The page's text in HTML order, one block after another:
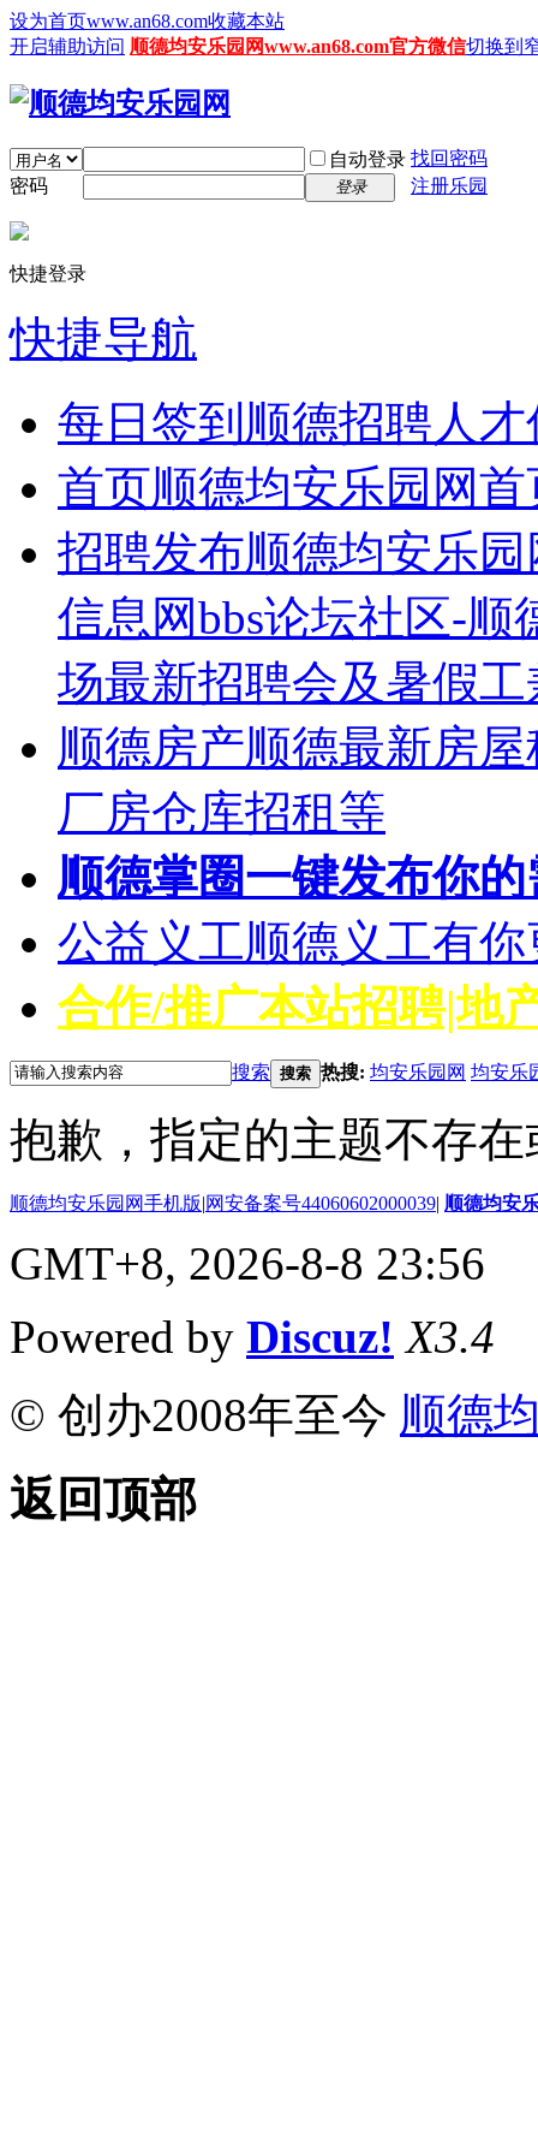
设为首页www.an68.com收藏本站
开启辅助访问 顺德均安乐园网www.an68.com官方微信切换到
自动登录 找回密码
密码
登录 注册乐园
快捷登录
快捷导航
每日签到 顺德招聘人
首页顺德均安乐园网首
招聘发布顺德均安乐
信息网bbs论坛社区-
场最新招聘会及暑假
顺德房产顺德最新房
厂房仓库招租等
顺德掌圈一键发布你
公益义工顺德义工有
合作/推广本站招聘|地
搜索 搜索 热搜: 均安乐园网 均安乐
抱歉，指定的主题不存
顺德均安乐园网手机版|网安备案号44060602000039| 顺德均安
GMT+8, 2026-8-8 23:56
Powered by Discuz! X3.4
© 创办2008年至今 顺德
返回顶部